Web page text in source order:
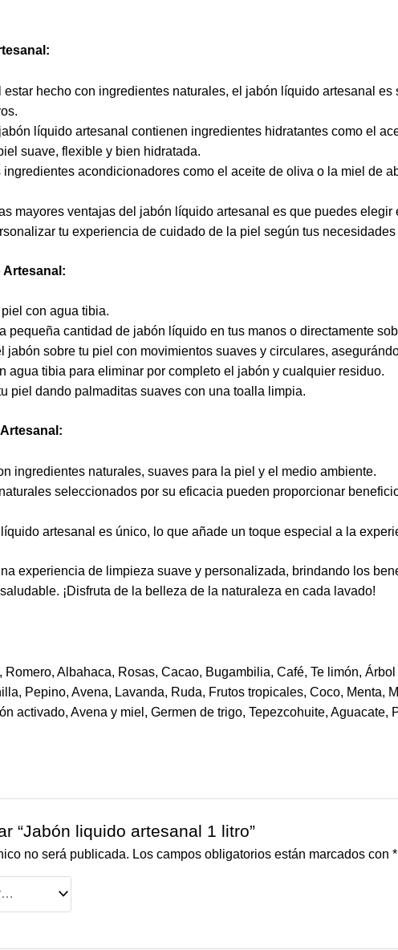
estar hecho con ingredientes naturales, el jabón líquido artesanal
líquido artesanal contienen ingredientes hidratantes como el
suave, flexible y bien hidratada.
ingredientes acondicionadores como el aceite de oliva o la miel de
mayores ventajas del jabón líquido artesanal es que puedes elegir
tu experiencia de cuidado de la piel según tus
Artesanal:
con agua tibia.
pequeña cantidad de jabón líquido en tus manos o directamente
jabón sobre tu piel con movimientos suaves y circulares,
agua tibia para eliminar por completo el jabón y cualquier residuo.
piel dando palmaditas suaves con una toalla limpia.
ingredientes naturales, suaves para la piel y el medio ambiente.
seleccionados por su eficacia pueden proporcionar
artesanal es único, lo que añade un toque especial a la
experiencia de limpieza suave y personalizada, brindando los
¡Disfruta de la belleza de la naturaleza en cada lavado!
Albahaca, Rosas, Cacao, Bugambilia, Café, Te limón,
Pepino, Avena, Lavanda, Ruda, Frutos tropicales, Coco, Menta,
activado, Avena y miel, Germen de trigo, Tepezcohuite, Aguacate,
“Jabón liquido artesanal 1 litro”
no será publicada. Los campos obligatorios están marcados con*